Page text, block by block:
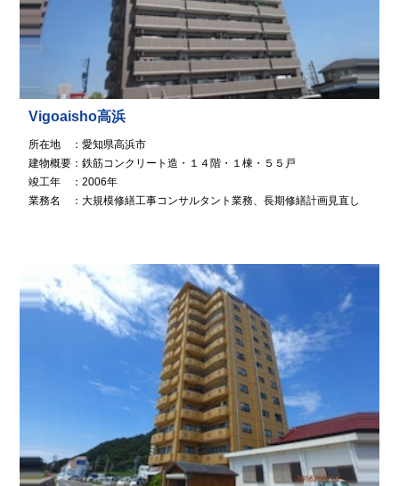
Vigoaisho高浜
所在地 ：愛知県高浜市
建物概要：鉄筋コンクリート造・１４階・１棟・５５戸
竣工年 ：2006年
業務名 ：大規模修繕工事コンサルタント業務、長期修繕計画見直し